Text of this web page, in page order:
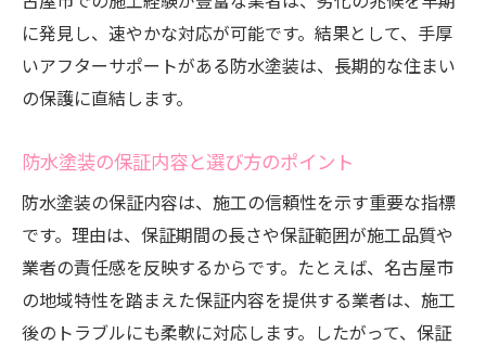
に発見し、速やかな対応が可能です。結果として、手厚
いアフターサポートがある防水塗装は、長期的な住まい
の保護に直結します。
防水塗装の保証内容と選び方のポイント
防水塗装の保証内容は、施工の信頼性を示す重要な指標
です。理由は、保証期間の長さや保証範囲が施工品質や
業者の責任感を反映するからです。たとえば、名古屋市
の地域特性を踏まえた保証内容を提供する業者は、施工
後のトラブルにも柔軟に対応します。したがって、保証